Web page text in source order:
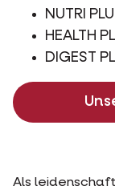
NUTRI
HEALTH
DIGEST
Als